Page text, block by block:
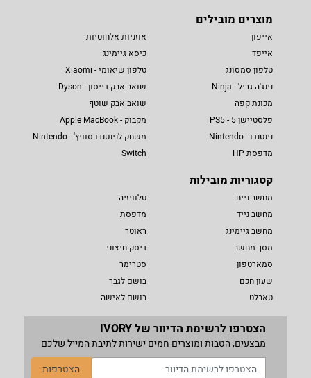
מוצרים מובילים
אייפון
אייפד
טלפון סמסונג
נינג'ה גריל - Ninja
מכונת קפה
פלסטיישן 5 - PS5
נינטנדו - Nintendo
מדפסת HP
אוזניות אלחוטיות
כיסא גיימינג
טלפון שיאומי - Xiaomi
שואב אבק דייסון - Dyson
שואב אבק שוטף
מקבוק - Apple MacBook
משחק לנינטנדו סוויץ' - Nintendo
Switch
קטגוריות מובילות
מחשב נייח
מחשב נייד
מחשב גיימינג
מסך מחשב
סמארטפון
שעון חכם
טאבלט
טלוויזיה
מדפסת
ראוטר
דיסק חיצוני
סטרימר
בושם לגבר
בושם לאישה
הצטרפו לרשימת הדיוור של IVORY
מבצעים, הטבות ומוצרים חמים ישירות לתיבת המייל שלכם
הצטרפות